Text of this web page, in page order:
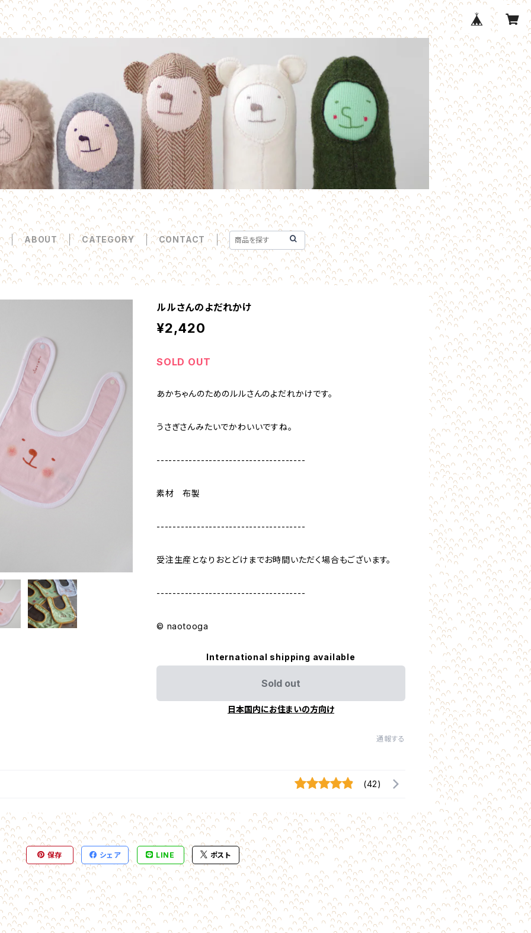
ABOUT CATEGORY CONTACT
ルルさんのよだれかけ
¥2,420
SOLD OUT
あかちゃんのためのルルさんのよだれかけです。
うさぎさんみたいでかわいいですね。
-------------------------------------
素材 布製
-------------------------------------
受注生産となりおとどけまでお時間いただく場合もございます。
-------------------------------------
©︎ naotooga
International shipping available
Sold out
日本国内にお住まいの方向け
通報する
(42)
保存 シェア LINE ポスト